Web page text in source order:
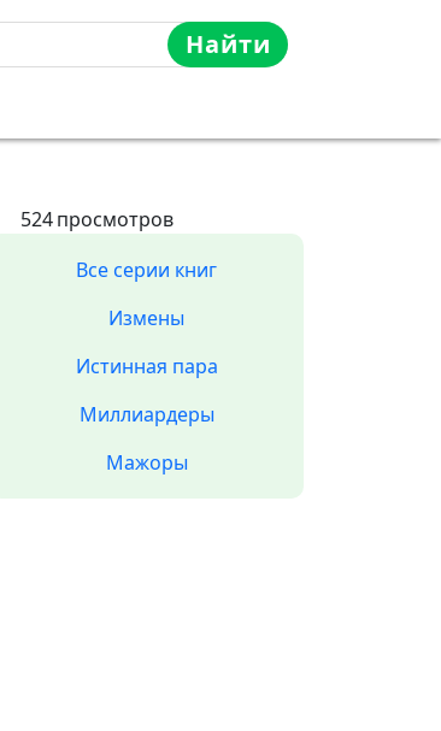
Найти
524просмотров
Все серии книг
Измены
Истинная пара
Миллиардеры
Мажоры